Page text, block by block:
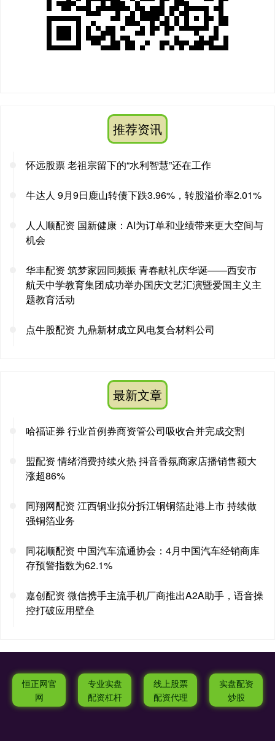
推荐资讯
怀远股票 老祖宗留下的“水利智慧”还在工作
牛达人 9月9日鹿山转债下跌3.96%，转股溢价率2.01%
人人顺配资 国新健康：AI为订单和业绩带来更大空间与
机会
华丰配资 筑梦家园同频振 青春献礼庆华诞——西安市
航天中学教育集团成功举办国庆文艺汇演暨爱国主义主
题教育活动
点牛股配资 九鼎新材成立风电复合材料公司
最新文章
哈福证券 行业首例券商资管公司吸收合并完成交割
盟配资 情绪消费持续火热 抖音香氛商家店播销售额大
涨超86%
同翔网配资 江西铜业拟分拆江铜铜箔赴港上市 持续做
强铜箔业务
同花顺配资 中国汽车流通协会：4月中国汽车经销商库
存预警指数为62.1%
嘉创配资 微信携手主流手机厂商推出A2A助手，语音操
控打破应用壁垒
恒正网官
网
专业实盘
配资杠杆
线上股票
配资代理
实盘配资
炒股